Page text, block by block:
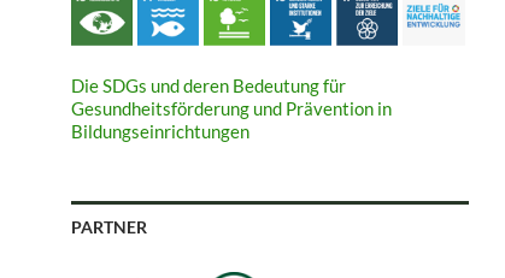
Die SDGs und deren Bedeutung für
Gesundheitsförderung und Prävention in
Bildungseinrichtungen
PARTNER